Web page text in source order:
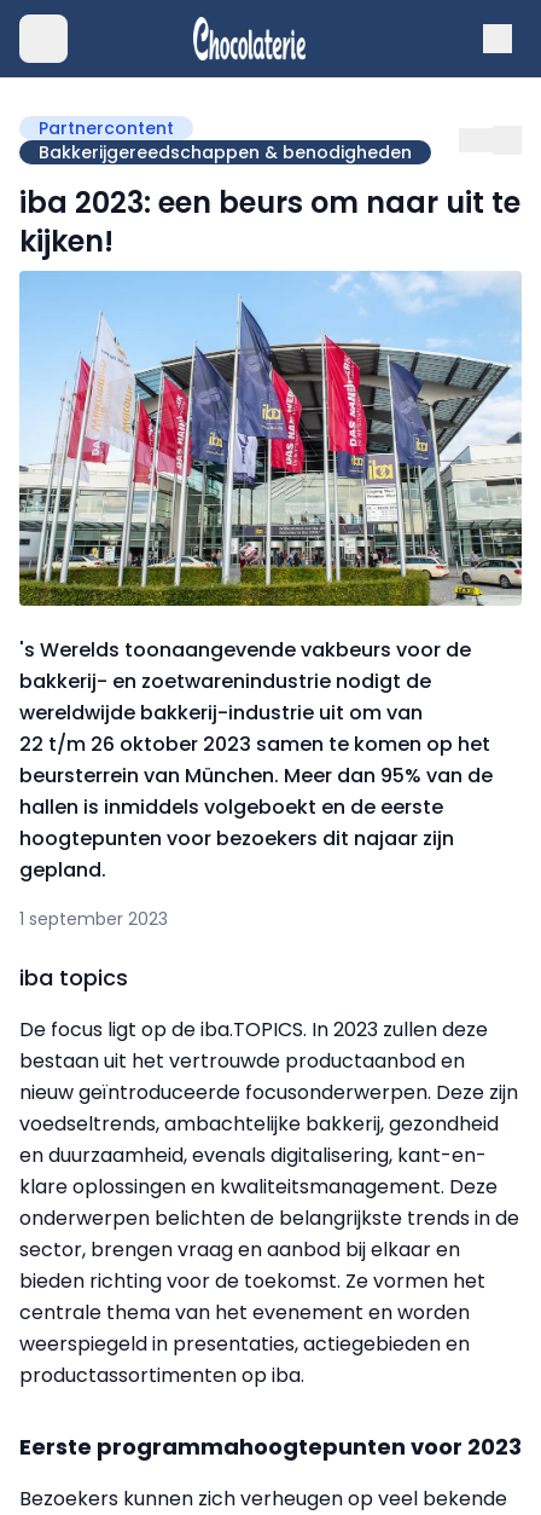
Partnercontent
Bakkerijgereedschappen & benodigheden
iba 2023: een beurs om naar uit te
kijken!
's Werelds toonaangevende vakbeurs voor de
bakkerij- en zoetwarenindustrie nodigt de
wereldwijde bakkerij-industrie uit om van
22 t/m 26 oktober 2023 samen te komen op het
beursterrein van München. Meer dan 95% van de
hallen is inmiddels volgeboekt en de eerste
hoogtepunten voor bezoekers dit najaar zijn
gepland.
1 september 2023
iba topics
De focus ligt op de iba.TOPICS. In 2023 zullen deze
bestaan uit het vertrouwde productaanbod en
nieuw geïntroduceerde focusonderwerpen. Deze zijn
voedseltrends, ambachtelijke bakkerij, gezondheid
en duurzaamheid, evenals digitalisering, kant-en-
klare oplossingen en kwaliteitsmanagement. Deze
onderwerpen belichten de belangrijkste trends in de
sector, brengen vraag en aanbod bij elkaar en
bieden richting voor de toekomst. Ze vormen het
centrale thema van het evenement en worden
weerspiegeld in presentaties, actiegebieden en
productassortimenten op iba.
Eerste programmahoogtepunten voor 2023
Bezoekers kunnen zich verheugen op veel bekende